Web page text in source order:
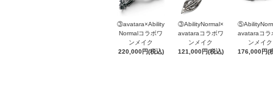
③avatara×Ability
Normalコラボワ
ンメイク
220,000円(税込)
③AbilityNormal×
avataraコラボワ
ンメイク
121,000円(税込)
avataraコラ
ンメイク
176,000円(